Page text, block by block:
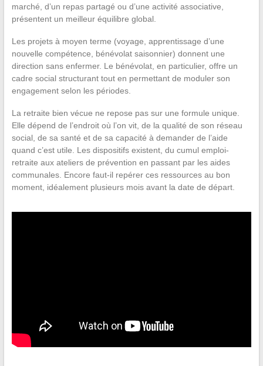
marché, d’un repas partagé ou d’une activité associative,
présentent un meilleur équilibre global.
Les projets à moyen terme (voyage, apprentissage d’une
nouvelle compétence, bénévolat saisonnier) donnent une
direction sans enfermer. Le bénévolat, en particulier, offre un
cadre social structurant tout en permettant de moduler son
engagement selon les périodes.
La retraite bien vécue ne repose pas sur une formule unique.
Elle dépend de l’endroit où l’on vit, de la qualité de son réseau
social, de sa santé et de sa capacité à demander de l’aide
quand c’est utile. Les dispositifs existent, du cumul emploi-
retraite aux ateliers de prévention en passant par les aides
communales. Encore faut-il repérer ces ressources au bon
moment, idéalement plusieurs mois avant la date de départ.